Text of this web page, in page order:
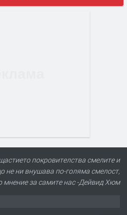
покровителства смелите и
не ни внушава по-голяма смелост,
мнение за самите нас -Дейвид Хюм